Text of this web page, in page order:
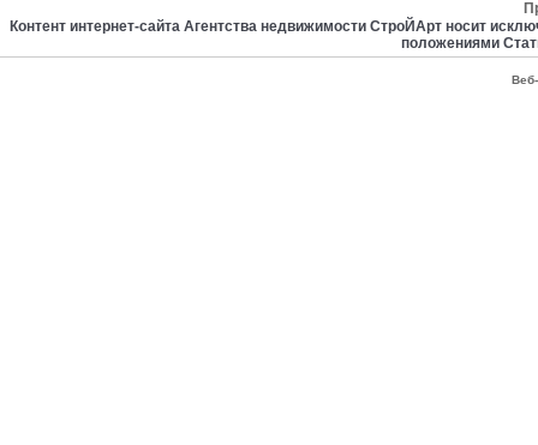
Контент интернет-сайта Агентства недвижимости СтроЙАрт носит
положениями